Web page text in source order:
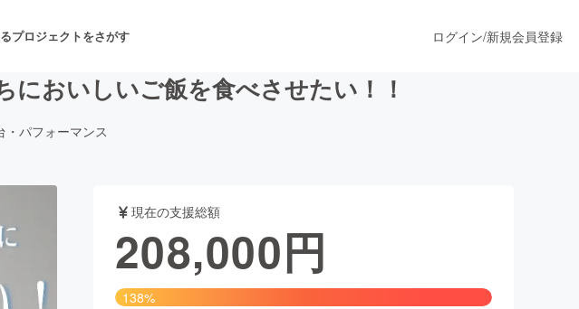
プロジェクトをさがす
舞台・パフォーマンス
フード・飲食店 ファッション
ログイン/新規会員登録
おいしいご飯を食べさせたい！！
・パフォーマンス
現在の支援総額
208,000円
138%